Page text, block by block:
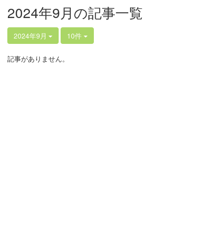
2024年9月の記事一覧
2024年9月 10件
記事がありません。